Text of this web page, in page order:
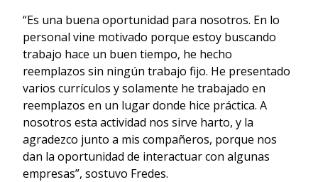
“Es una buena oportunidad para nosotros. En lo
personal vine motivado porque estoy buscando
trabajo hace un buen tiempo, he hecho
reemplazos sin ningún trabajo fijo. He presentado
varios currículos y solamente he trabajado en
reemplazos en un lugar donde hice práctica. A
nosotros esta actividad nos sirve harto, y la
agradezco junto a mis compañeros, porque nos
dan la oportunidad de interactuar con algunas
empresas”, sostuvo Fredes.